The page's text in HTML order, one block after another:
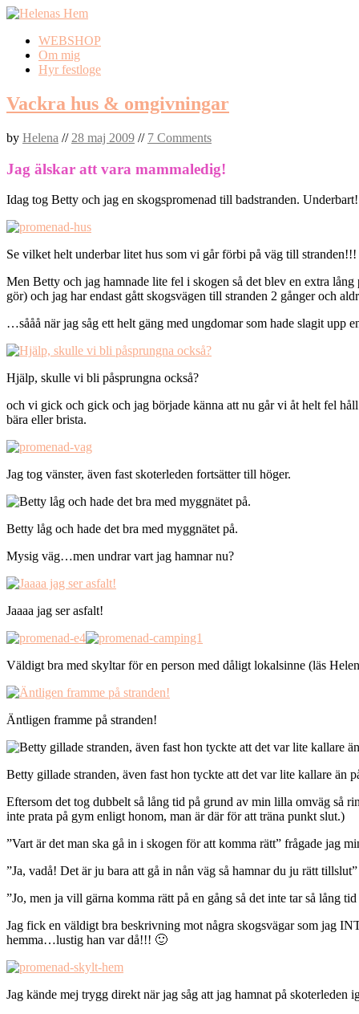
Skip
content
WEBSHOP
Om mig
Hyr festloge
Vackra hus & omgivningar
by Helena // 28 maj 2009 // 7 Comments
Jag älskar att vara mammaledig!
Idag tog Betty och jag en skogspromenad till badstranden. Underbart!
Se vilket helt underbar litet hus som vi går förbi på väg till
Men Betty och jag hamnade lite fel i skogen så det blev en extra
gör) och jag har endast gått skogsvägen till stranden 2 gånger och
…sååå när jag såg ett helt gäng med ungdomar som hade slagit upp
Hjälp, skulle vi bli påsprungna också?
och vi gick och gick och jag började känna att nu går vi åt helt fel
bära eller brista.
Jag tog vänster, även fast skoterleden fortsätter till höger.
Betty låg och hade det bra med myggnätet på.
Mysig väg…men undrar vart jag hamnar nu?
Jaaaa jag ser asfalt!
Väldigt bra med skyltar för en person med dåligt lokalsinne (läs
Äntligen framme på stranden!
Betty gillade stranden, även fast hon tyckte att det var lite kallare än
Eftersom det tog dubbelt så lång tid på grund av min lilla omväg så
inte prata på gym enligt honom, man är där för att träna punkt slut.)
”Vart är det man ska gå in i skogen för att komma rätt” frågade jag
”Ja, vadå! Det är ju bara att gå in nån väg så hamnar du ju rätt
”Jo, men ja vill gärna komma rätt på en gång så det inte tar så lång
Jag fick en väldigt bra beskrivning mot några skogsvägar som jag
hemma…lustig han var då!!! 🙂
Jag kände mej trygg direkt när jag såg att jag hamnat på skoterleden